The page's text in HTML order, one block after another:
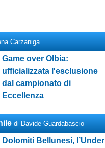
Carzaniga
Game over Olbia:
ufficializzata l'esclusione
dal campionato di
Eccellenza
di Davide Guardabascio
Dolomiti Bellunesi, l’Under